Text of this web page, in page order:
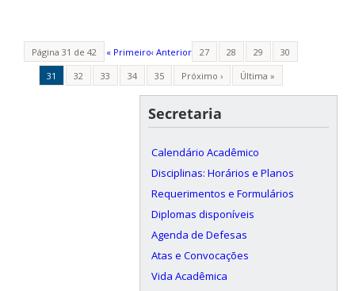
Página 31 de 42 « Primeiro‹ Anterior 27 28 29
30
31
32 33 34 35 Próximo › Última »
Secretaria
Calendário Acadêmico
Disciplinas: Horários e Planos
Requerimentos e Formulários
Diplomas disponíveis
Agenda de Defesas
Atas e Convocações
Vida Acadêmica